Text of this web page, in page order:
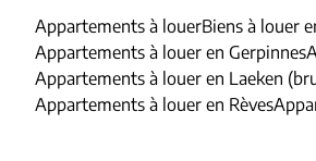
Appartements à louerBiens à louer
Appartements à louer en Gerpinnes
Appartements à louer en Laeken
Appartements à louer en Rèves